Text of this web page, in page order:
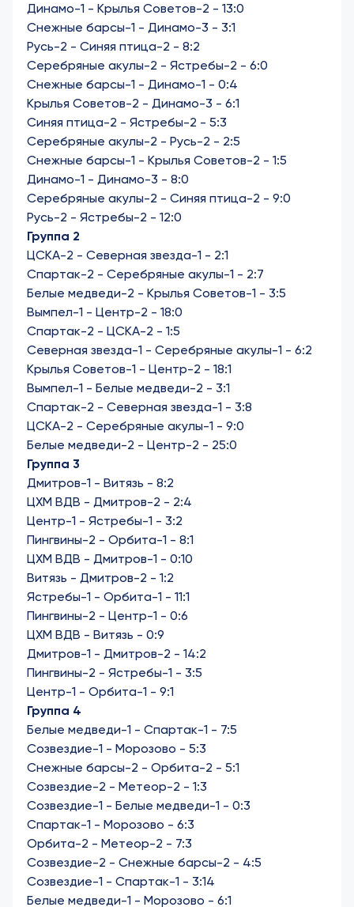
Динамо-1 - Крылья Советов-2 - 13:0
Снежные барсы-1 - Динамо-3 - 3:1
Русь-2 - Синяя птица-2 - 8:2
Серебряные акулы-2 - Ястребы-2 - 6:0
Снежные барсы-1 - Динамо-1 - 0:4
Крылья Советов-2 - Динамо-3 - 6:1
Синяя птица-2 - Ястребы-2 - 5:3
Серебряные акулы-2 - Русь-2 - 2:5
Снежные барсы-1 - Крылья Советов-2 - 1:5
Динамо-1 - Динамо-3 - 8:0
Серебряные акулы-2 - Синяя птица-2 - 9:0
Русь-2 - Ястребы-2 - 12:0
Группа 2
ЦСКА-2 - Северная звезда-1 - 2:1
Спартак-2 - Серебряные акулы-1 - 2:7
Белые медведи-2 - Крылья Советов-1 - 3:5
Вымпел-1 - Центр-2 - 18:0
Спартак-2 - ЦСКА-2 - 1:5
Северная звезда-1 - Серебряные акулы-1 - 6:2
Крылья Советов-1 - Центр-2 - 18:1
Вымпел-1 - Белые медведи-2 - 3:1
Спартак-2 - Северная звезда-1 - 3:8
ЦСКА-2 - Серебряные акулы-1 - 9:0
Белые медведи-2 - Центр-2 - 25:0
Группа 3
Дмитров-1 - Витязь - 8:2
ЦХМ ВДВ - Дмитров-2 - 2:4
Центр-1 - Ястребы-1 - 3:2
Пингвины-2 - Орбита-1 - 8:1
ЦХМ ВДВ - Дмитров-1 - 0:10
Витязь - Дмитров-2 - 1:2
Ястребы-1 - Орбита-1 - 11:1
Пингвины-2 - Центр-1 - 0:6
ЦХМ ВДВ - Витязь - 0:9
Дмитров-1 - Дмитров-2 - 14:2
Пингвины-2 - Ястребы-1 - 3:5
Центр-1 - Орбита-1 - 9:1
Группа 4
Белые медведи-1 - Спартак-1 - 7:5
Созвездие-1 - Морозово - 5:3
Снежные барсы-2 - Орбита-2 - 5:1
Созвездие-2 - Метеор-2 - 1:3
Созвездие-1 - Белые медведи-1 - 0:3
Спартак-1 - Морозово - 6:3
Орбита-2 - Метеор-2 - 7:3
Созвездие-2 - Снежные барсы-2 - 4:5
Созвездие-1 - Спартак-1 - 3:14
Белые медведи-1 - Морозово - 6:1